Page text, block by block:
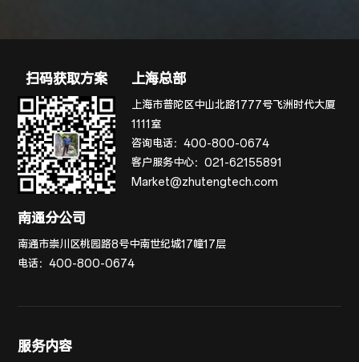
扫码获取方案 上海总部
上海市普陀区中山北路1777号飞洲时代大厦
1111室
咨询电话：400-800-0674
客户服务中心：021-62155891
Market@zhutengtech.com
南通分公司
南通市崇川区桃园路8号中南世纪城17幢17层
电话：400-800-0674
服务内容